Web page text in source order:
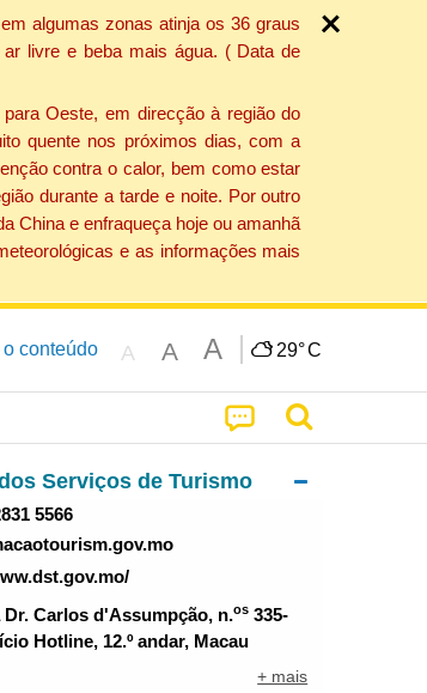
algumas zonas atinja os 36 graus
livre e beba mais água. ( Data de
Oeste, em direcção à região do
quente nos próximos dias, com a
contra o calor, bem como estar
durante a tarde e noite. Por outro
China e enfraqueça hoje ou amanhã
e as informações mais
conteúdo A A A 29°C
Serviços de Turismo
5566
Dr. Carlos d'Assumpção, n.os 335-
Hotline, 12.º andar, Macau
+ mais